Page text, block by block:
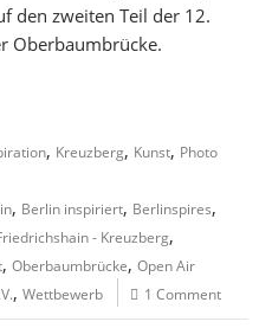
den zweiten Teil der 12.
Oberbaumbrücke.
, Kreuzberg, Kunst, Photo
, Berlin inspiriert, Berlinspires,
- Kreuzberg,
,Oberbaumbrücke,Open Air
,Wettbewerb 1 Comment